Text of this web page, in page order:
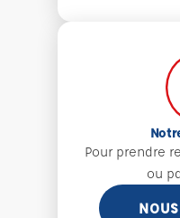
Pour prendre
ou